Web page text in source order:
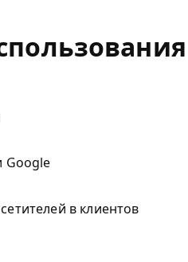
Google
в клиентов